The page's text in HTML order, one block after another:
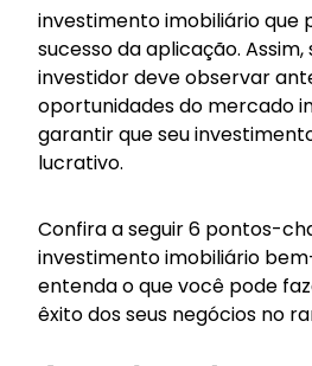
investimento imobiliário que
sucesso da aplicação.
investidor deve observar
oportunidades do mercado
garantir que seu
lucrativo.
Confira a seguir 6 pontos-
investimento imobiliário
entenda o que você pode
êxito dos seus negócios no